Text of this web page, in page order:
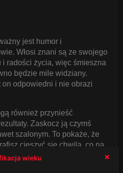
jest humor i
Włosi znani są ze swojego
i radości życia, więc śmieszna
będzie mile widziany.
odpowiedni i nie obrazi
również przynieść
Zaskocz ją czymś
szalonym. To pokaże, że
cieszyć się chwilą, co na
może okazać się katalizatorem
wieku